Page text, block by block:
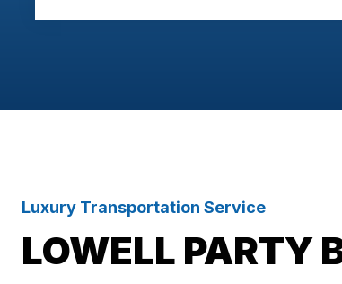
Luxury Transportation Service
LOWELL PARTY